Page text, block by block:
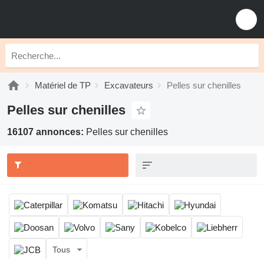
Matériel de TP Excavateurs Pelles sur chenilles
Pelles sur chenilles
16107 annonces: Pelles sur chenilles
Tous